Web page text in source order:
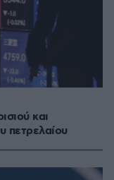
και
πετρελαίου